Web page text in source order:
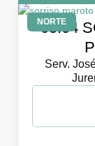
NORTE
05.04
Serv.